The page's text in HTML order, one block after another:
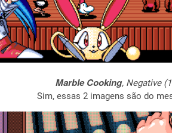
Marble Cooking, Negative
Sim, essas 2 imagens são do